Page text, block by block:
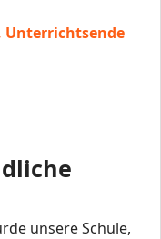
Unterrichtsende
unsere Schule,